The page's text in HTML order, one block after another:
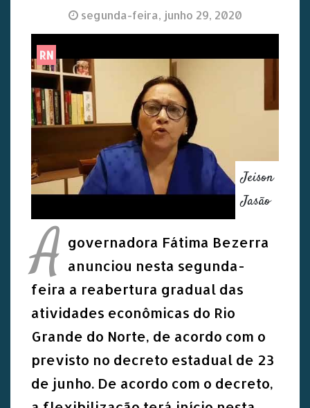
segunda-feira, junho 29, 2020
RN
Jeison
Jasão
A governadora Fátima Bezerra
anunciou nesta segunda-
feira a reabertura gradual das
atividades econômicas do Rio
Grande do Norte, de acordo com o
previsto no decreto estadual de 23
de junho. De acordo com o decreto,